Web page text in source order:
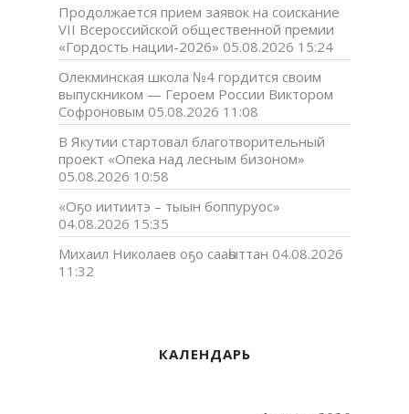
Продолжается прием заявок на соискание
VII Всероссийской общественной премии
«Гордость нации-2026» 05.08.2026 15:24
Олекминская школа №4 гордится своим
выпускником — Героем России Виктором
Софроновым 05.08.2026 11:08
В Якутии стартовал благотворительный
проект «Опека над лесным бизоном»
05.08.2026 10:58
«Оҕо иитиитэ – тыын боппуруос»
04.08.2026 15:35
Михаил Николаев оҕо сааһыттан 04.08.2026
11:32
КАЛЕНДАРЬ